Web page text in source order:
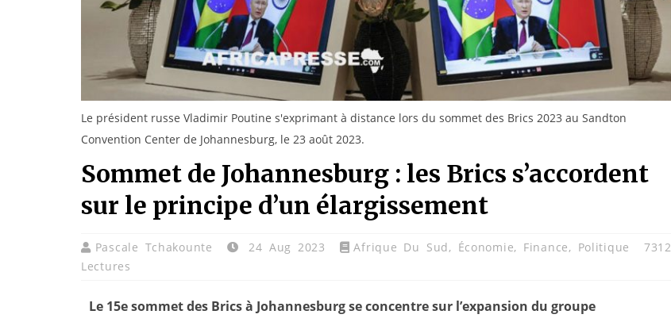
Le président russe Vladimir Poutine s'exprimant à distance lors du sommet des Brics 2023 au Sandton
Convention Center de Johannesburg, le 23 août 2023.
Sommet de Johannesburg : les Brics s’accordent
sur le principe d’un élargissement
Pascale Tchakounte 24 Aug 2023 Afrique Du Sud, Économie, Finance, Politique
7312
Lectures
Le 15e sommet des Brics à Johannesburg se concentre sur l’expansion du groupe